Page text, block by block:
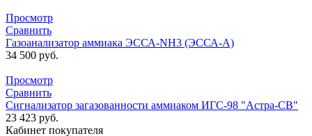
Просмотр
Сравнить
Газоанализатор аммиака ЭССА-NH3 (ЭССА-А)
34 500 руб.
Просмотр
Сравнить
Сигнализатор загазованности аммиаком ИГС-98 "Астра-СВ"
23 423 руб.
Кабинет покупателя